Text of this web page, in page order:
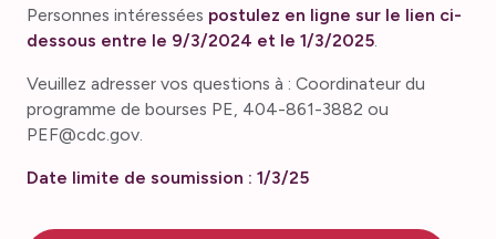
Personnes intéressées postulez en ligne sur le lien ci-
dessous entre le 9/3/2024 et le 1/3/2025.
Veuillez adresser vos questions à : Coordinateur du
programme de bourses PE, 404-861-3882 ou
PEF@cdc.gov.
Date limite de soumission : 1/3/25